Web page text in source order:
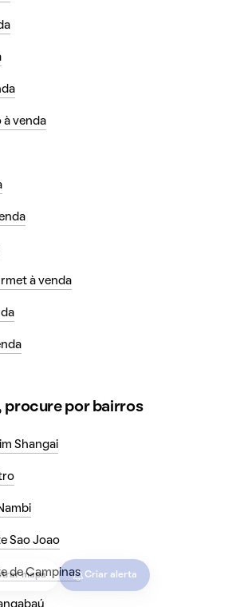
mapa Criar alerta
à venda
à venda
procure por bairros
Shangai
Sao Joao
de Campinas